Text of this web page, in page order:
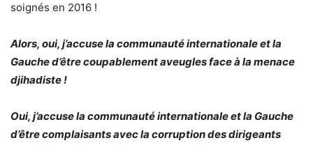
soignés en 2016 !
Alors, oui, j’accuse la communauté internationale et la
Gauche d’être coupablement aveugles face à la menace
djihadiste !
Oui, j’accuse la communauté internationale et la Gauche
d’être complaisants avec la corruption des dirigeants